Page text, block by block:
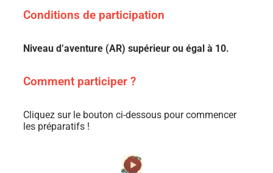
Conditions de participation
Niveau d’aventure (AR) supérieur ou égal à 10.
Comment participer ?
Cliquez sur le bouton ci-dessous pour commencer
les préparatifs !